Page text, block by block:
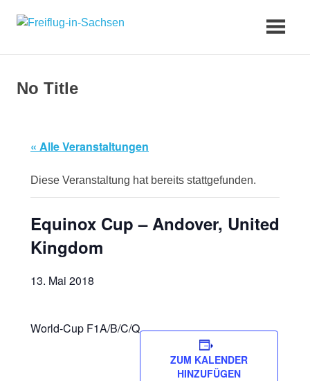
Inhalt
in-
No Title
« Alle Veranstaltungen
Diese Veranstaltung hat bereits stattgefunden.
Equinox Cup – Andover, United
Kingdom
13. Mai 2018
World-Cup F1A/B/C/Q
ZUM KALENDER
HINZUFÜGEN